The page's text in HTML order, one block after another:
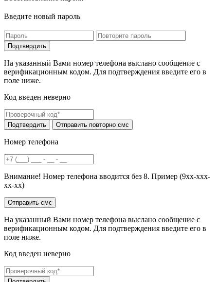
Введите новый пароль
На указанный Вами номер телефона выслано сообщение с
верификационным кодом. Для подтверждения введите его в
поле ниже.
Код введен неверно
Номер телефона
Внимание! Номер телефона вводится без 8. Пример (9хх-ххх-
хх-хх)
На указанный Вами номер телефона выслано сообщение с
верификационным кодом. Для подтверждения введите его в
поле ниже.
Код введен неверно